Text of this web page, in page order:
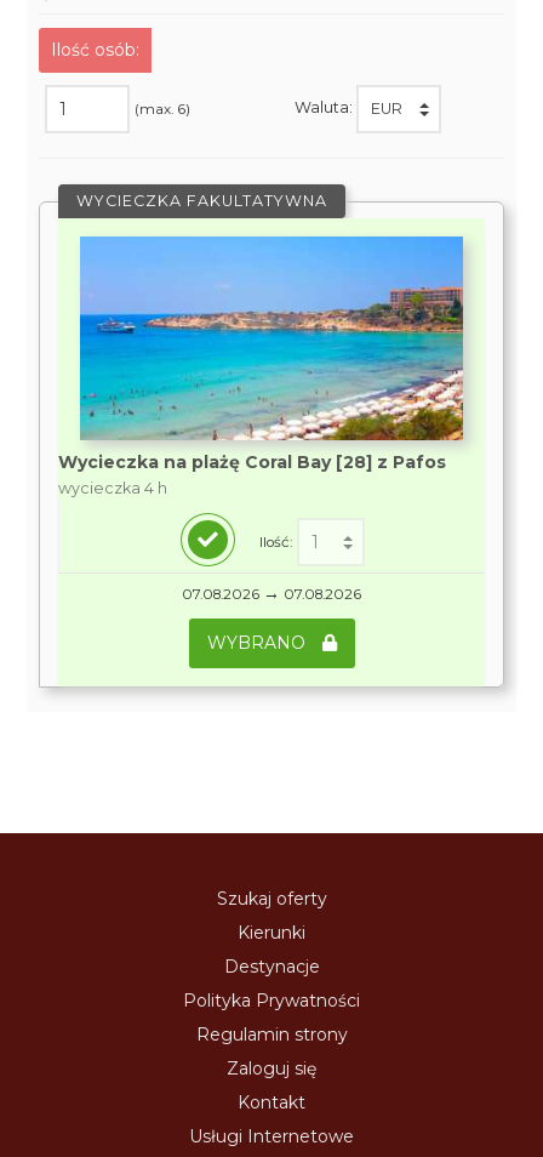
Ilość osób:
(max. 6) Waluta:
WYCIECZKA FAKULTATYWNA
Wycieczka na plażę Coral Bay [28] z Pafos
wycieczka 4 h
Ilość:
07.08.2026 → 07.08.2026
WYBRANO
Szukaj oferty
Kierunki
Destynacje
Polityka Prywatności
Regulamin strony
Zaloguj się
Kontakt
Usługi Internetowe